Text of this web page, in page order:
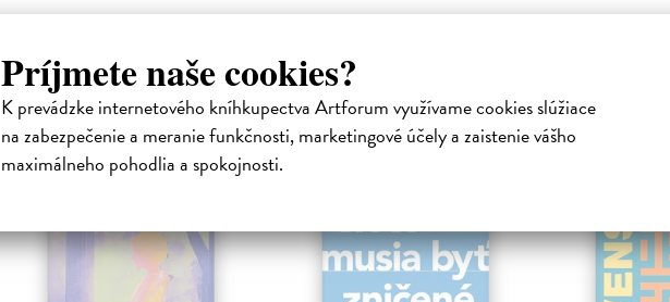
Príjmete naše cookies?
K prevádzke internetového kníhkupectva Artforum využívame cookies slúžiace
na zabezpečenie a meranie funkčnosti, marketingové účely a zaistenie vášho
maximálneho pohodlia a spokojnosti.
Čitatelia s podobným vkusom si
na sklade